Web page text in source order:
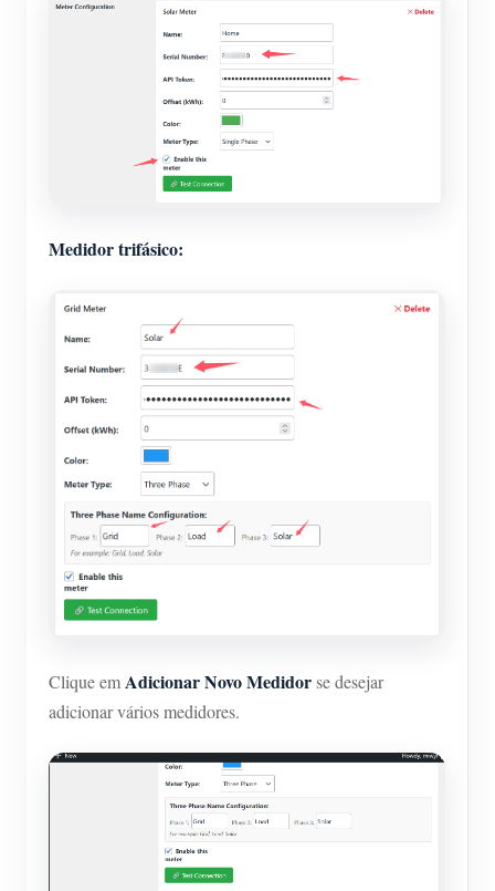
Medidor trifásico:
Clique emAdicionar Novo Medidorse desejar
adicionar vários medidores.